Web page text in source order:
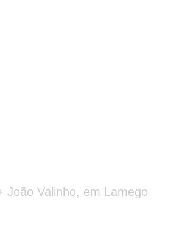
João Valinho, em Lamego